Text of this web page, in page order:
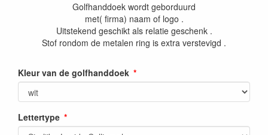
Golfhanddoek wordt geborduurd
met( firma) naam of logo .
Uitstekend geschikt als relatie geschenk .
Stof rondom de metalen ring is extra verstevigd .
Kleur van de golfhanddoek
Lettertype